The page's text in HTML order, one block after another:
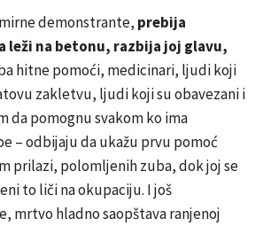
demonstrante, prebija
leži na betonu, razbija joj glavu,
hitne pomoći, medicinari, ljudi koji
zakletvu, ljudi koji su obavezani i
da pomognu svakom ko ima
– odbijaju da ukažu prvu pomoć
prilazi, polomljenih zuba, dok joj se
to liči na okupaciju. I još
mrtvo hladno saopštava ranjenoj